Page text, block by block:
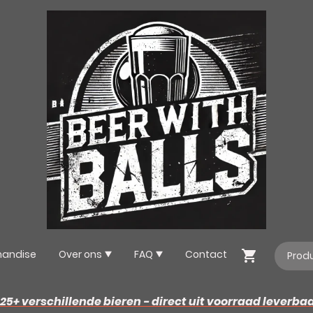
Over ons FAQ Contact
verschillende bieren - direct uit voorraad